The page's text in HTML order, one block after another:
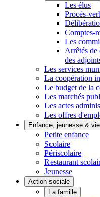
Les élus
Procès-
Comptes-
Les
Arrêtés de
des
Les services
La coopération
Le budget de la
Les marchés
Les actes
Les offres
Enfance, jeunesse &
Petite enfance
Scolaire
Périscolaire
Restaurant
Jeunesse
Action sociale
La famille